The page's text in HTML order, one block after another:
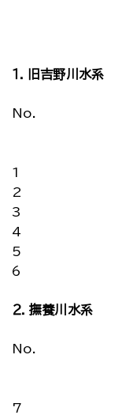
１．旧吉野川水系
No.
1
2
3
4
5
6
２．撫養川水系
No.
7